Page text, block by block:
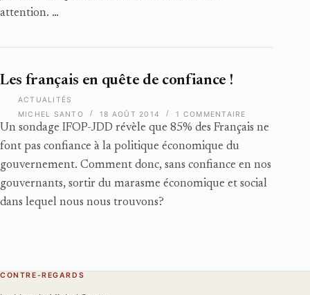
attention. …
ACTUALITÉS
Les français en quête de confiance !
Un sondage IFOP-JDD révèle que 85% des Français ne
font pas confiance à la politique économique du
gouvernement. Comment donc, sans confiance en nos
gouvernants, sortir du marasme économique et social
dans lequel nous nous trouvons?
MICHEL SANTO 18 AOÛT 2014 1 COMMENTAIRE
CONTRE-REGARDS